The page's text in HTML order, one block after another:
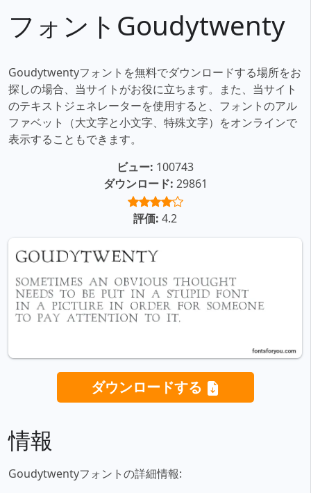
フォントGoudytwenty
Goudytwentyフォントを無料でダウンロードする場所をお
探しの場合、当サイトがお役に立ちます。また、当サイト
のテキストジェネレーターを使用すると、フォントのアル
ファベット（大文字と小文字、特殊文字）をオンラインで
表示することもできます。
ビュー: 100743
ダウンロード: 29861
評価: 4.2
ダウンロードする
情報
Goudytwentyフォントの詳細情報: